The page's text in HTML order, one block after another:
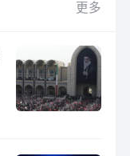
更多